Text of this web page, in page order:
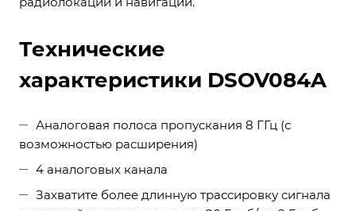
Технические
характеристики DSOV084A
Аналоговая полоса пропускания 8 ГГц (с
возможностью расширения)
4 аналоговых канала
Захватите более длинную трассировку сигнала